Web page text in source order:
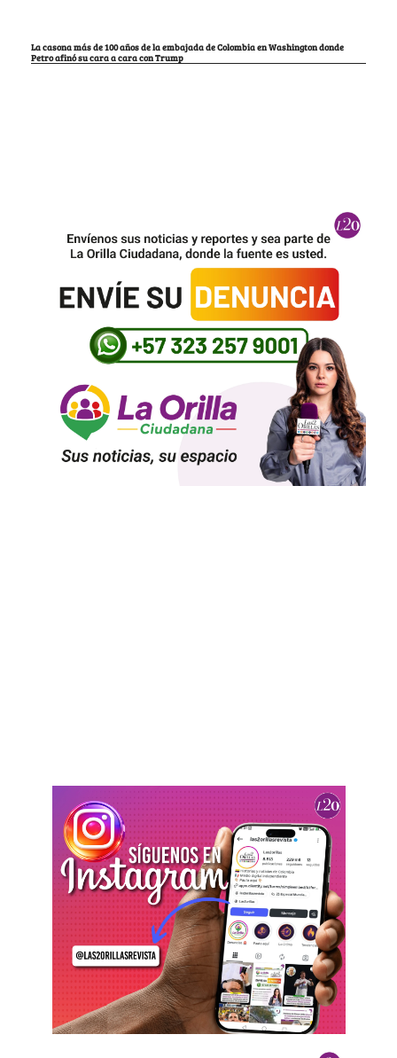
La casona más de 100 años de la embajada de Colombia en Washington donde
Petro afinó su cara a cara con Trump